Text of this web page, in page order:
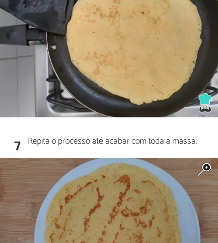
7 Repita o processo até acabar com toda a massa.